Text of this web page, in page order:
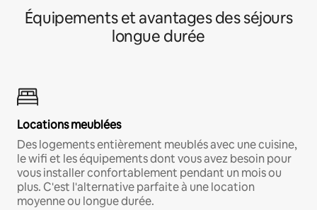
Équipements et avantages des séjours
longue durée
Locations meublées
Des logements entièrement meublés avec une cuisine,
le wifi et les équipements dont vous avez besoin pour
vous installer confortablement pendant un mois ou
plus. C'est l'alternative parfaite à une location
moyenne ou longue durée.